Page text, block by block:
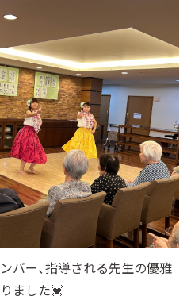
バー、指導される先生の優雅
ました💓